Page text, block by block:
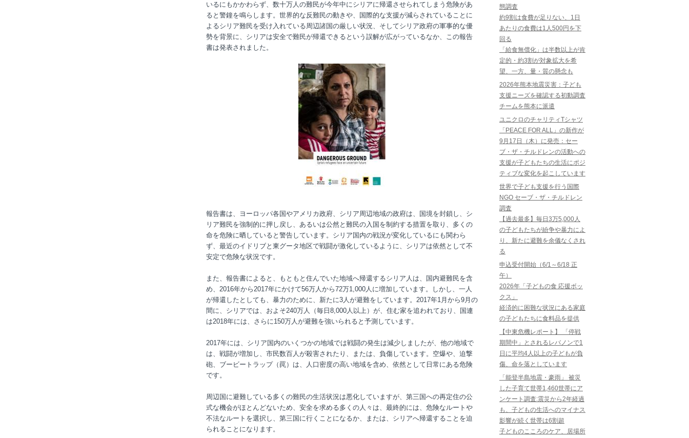
いるにもかかわらず、数十万人の難民が今年中にシリアに帰還させられてしまう危険があ
ると警鐘を鳴らします。世界的な反難民の動きや、国際的な支援が減らされていることに
よるシリア難民を受け入れている周辺諸国の厳しい状況、そしてシリア政府の軍事的な優
勢を背景に、シリアは安全で難民が帰還できるという誤解が広がっているなか、この報告
書は発表されました。
報告書は、ヨーロッパ各国やアメリカ政府、シリア周辺地域の政府は、国境を封鎖し、シ
リア難民を強制的に押し戻し、あるいは公然と難民の入国を制約する措置を取り、多くの
命を危険に晒していると警告しています。シリア国内の戦況が変化しているにも関わら
ず、最近のイドリブと東グータ地区で戦闘が激化しているように、シリアは依然として不
安定で危険な状況です。
また、報告書によると、もともと住んでいた地域へ帰還するシリア人は、国内避難民を含
め、2016年から2017年にかけて56万人から72万1,000人に増加しています。しかし、一人
が帰還したとしても、暴力のために、新たに3人が避難をしています。2017年1月から9月の
間に、シリアでは、およそ240万人（毎日8,000人以上）が、住む家を追われており、国連
は2018年には、さらに150万人が避難を強いられると予測しています。
2017年には、シリア国内のいくつかの地域では戦闘の発生は減少しましたが、他の地域で
は、戦闘が増加し、市民数百人が殺害されたり、または、負傷しています。空爆や、迫撃
砲、ブービートラップ（罠）は、人口密度の高い地域を含め、依然として日常にある危険
です。
周辺国に避難している多くの難民の生活状況は悪化していますが、第三国への再定住の公
式な機会がほとんどないため、安全を求める多くの人々は、最終的には、危険なルートや
不法なルートを選択し、第三国に行くことになるか、または、シリアへ帰還することを迫
られることになります。
態調査
約9割は食費が足りない、1日
あたりの食費は1人500円を下
回る
「給食無償化」は半数以上が肯
定的・約3割が対象拡大を希
望、一方、量・質の懸念も
2026年熊本地震災害：子ども
支援ニーズを確認する初動調査
チームを熊本に派遣
ユニクロのチャリティTシャツ
「PEACE FOR ALL」の新作が
9月17日（木）に発売：セー
ブ・ザ・チルドレンの活動への
支援が子どもたちの生活にポジ
ティブな変化を起こしています
世界で子ども支援を行う国際
NGO セーブ・ザ・チルドレン
調査
【過去最多】毎日3万5,000人
の子どもたちが紛争や暴力によ
り、新たに避難を余儀なくされ
る
申込受付開始（6/1～6/18 正
午）
2026年「子どもの食 応援ボッ
クス」
経済的に困難な状況にある家庭
の子どもたちに食料品を提供
【中東危機レポート】 「停戦
期間中」とされるレバノンで1
日に平均4人以上の子どもが負
傷、命を落としています
「能登半島地震・豪雨」 被災
した子育て世帯1,460世帯にア
ンケート調査:震災から2年経過
も、子どもの生活へのマイナス
影響が続く世帯は6割超
子どものこころのケア、居場所